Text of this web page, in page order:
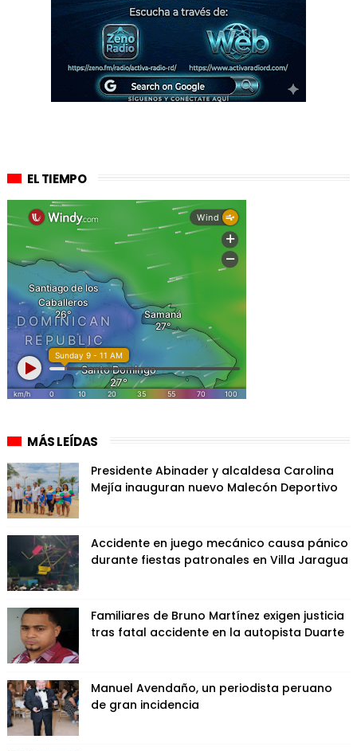
EL TIEMPO
MÁS LEÍDAS
Presidente Abinader y alcaldesa Carolina
Mejía inauguran nuevo Malecón Deportivo
Accidente en juego mecánico causa pánico
durante fiestas patronales en Villa Jaragua
Familiares de Bruno Martínez exigen justicia
tras fatal accidente en la autopista Duarte
Manuel Avendaño, un periodista peruano
de gran incidencia